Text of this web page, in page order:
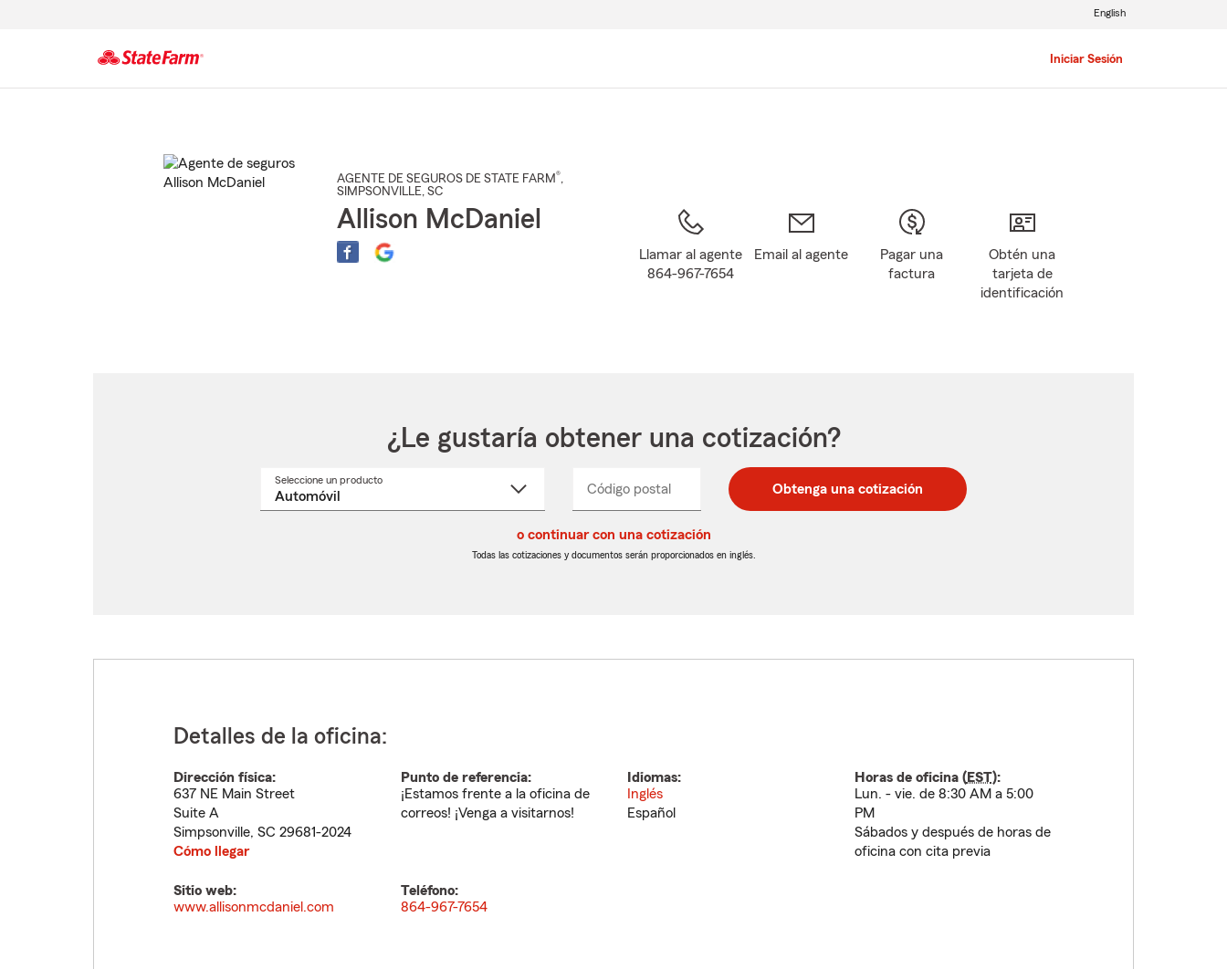
Iniciar Sesión
English
AGENTE DE SEGUROS DE STATE FARM®,
SIMPSONVILLE, SC
Allison McDaniel
Llamar al agente
864-967-7654
Email al agente
Pagar una
factura
Obtén una
tarjeta de
identificación
¿Le gustaría obtener una cotización?
Seleccione un productoSeleccione
Código postal
postal
de
postal
de
_____ Obtenga una cotización
o continuar con una cotización
Todas las cotizaciones y documentos serán proporcionados en inglés.
Detalles de la oficina:
Dirección física:
637 NE Main Street
Suite A
Simpsonville, SC 29681-2024
Cómo llegar
Punto de referencia:
¡Estamos frente a la oficina de
correos! ¡Venga a visitarnos!
Idiomas:
Inglés
Español
Horas de oficina (EST):
Lun. - vie. de 8:30 AM a 5:00
PM
Sábados y después de horas de
oficina con cita previa
Sitio web:
www.allisonmcdaniel.com
Teléfono:
864-967-7654